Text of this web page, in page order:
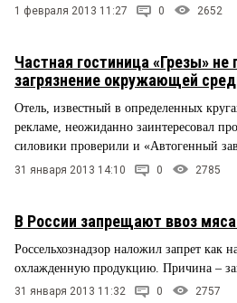
1 февраля 2013 11:27 0 2652
Частная гостиница «Грезы» не
загрязнение окружающей
Отель, известный в определенных
рекламе, неожиданно заинтересовал
силовики проверили и «Автогенный
31 января 2013 14:10 0 2785
В России запрещают ввоз
Россельхознадзор наложил запрет как
охлажденную продукцию. Причина –
31 января 2013 11:32 0 2757